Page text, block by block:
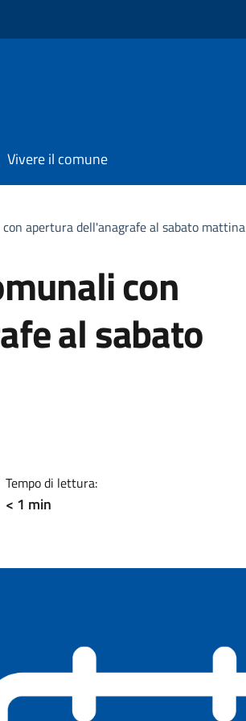
Vivere il comune
apertura dell'anagrafe al sabato mattina
con
al sabato
Tempo di lettura:
< 1 min